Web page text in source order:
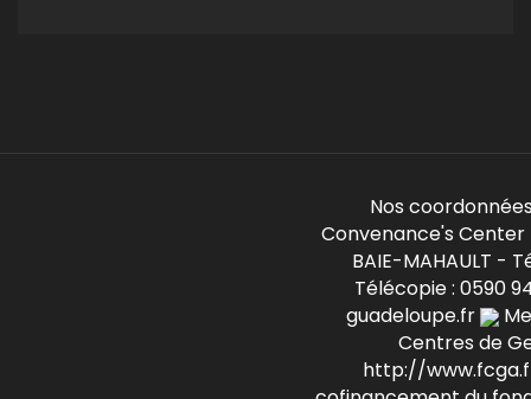
Nos coordonnées
Convenance's Center
BAIE-MAHAULT -
Télécopie : 0590
guadeloupe.fr
Centres de
http://